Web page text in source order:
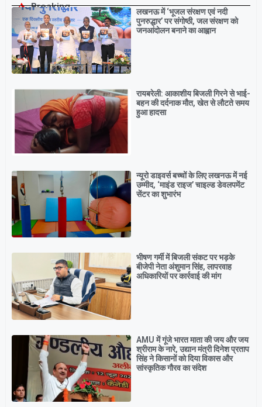
Breaking
लखनऊ में ‘भूजल संरक्षण एवं नदी
पुनरुद्धार’ पर संगोष्ठी, जल संरक्षण को
जनआंदोलन बनाने का आह्वान
रायबरेली: आकाशीय बिजली गिरने से भाई-
बहन की दर्दनाक मौत, खेत से लौटते समय
हुआ हादसा
न्यूरो डाइवर्स बच्चों के लिए लखनऊ में नई
उम्मीद, ‘माइंड राइज’ चाइल्ड डेवलपमेंट
सेंटर का शुभारंभ
भीषण गर्मी में बिजली संकट पर भड़के
बीजेपी नेता अंशुमान सिंह, लापरवाह
अधिकारियों पर कार्रवाई की मांग
AMU में गूंजे भारत माता की जय और जय
श्रीराम के नारे, उद्यान मंत्री दिनेश प्रताप
सिंह ने किसानों को दिया विकास और
सांस्कृतिक गौरव का संदेश